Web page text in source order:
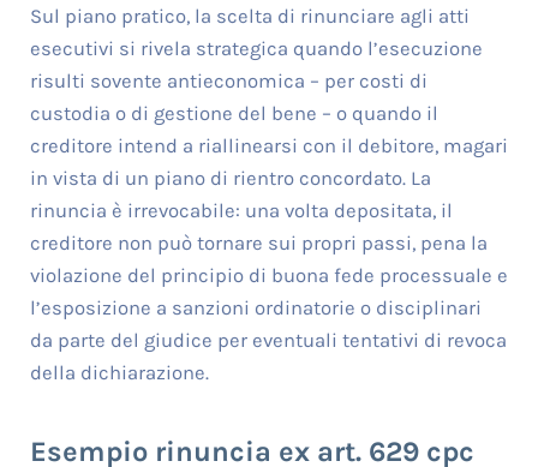
Sul piano pratico, la scelta di rinunciare agli atti
esecutivi si rivela strategica quando l’esecuzione
risulti sovente antieconomica – per costi di
custodia o di gestione del bene – o quando il
creditore intend a riallinearsi con il debitore, magari
in vista di un piano di rientro concordato. La
rinuncia è irrevocabile: una volta depositata, il
creditore non può tornare sui propri passi, pena la
violazione del principio di buona fede processuale e
l’esposizione a sanzioni ordinatorie o disciplinari
da parte del giudice per eventuali tentativi di revoca
della dichiarazione.
Esempio rinuncia ex art. 629 cpc